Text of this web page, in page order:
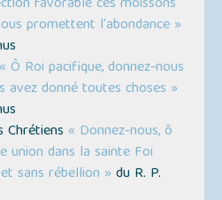
promettent l'abondance »
« Ô Roi pacifique, donnez-nous
avez donné toutes choses »
« Donnez-nous, ô
union dans la sainte Foi
sans rébellion » du R. P.